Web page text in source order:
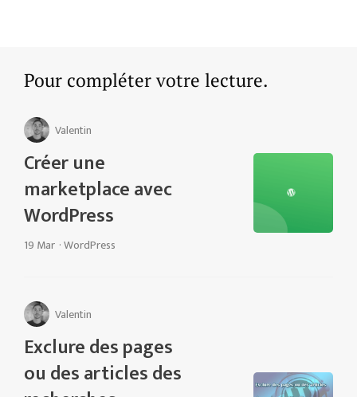
Pour compléter votre lecture.
Valentin
Créer une
marketplace avec
WordPress
19 Mar ·WordPress
Valentin
Exclure des pages
ou des articles des